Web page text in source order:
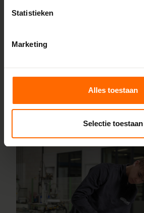
Statistieken
Marketing
Alles toestaan
Selectie toestaan
eerlijke prijs. Dankzij korte
IJmuiden. Stel je kozijnen online samen
vanaf 5 werkdagen af bij een vestiging
voor advies over maatwerk of
Lees meer over onze fabriek